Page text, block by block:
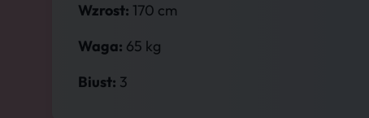
Wzrost: 170 cm
Waga: 65 kg
Biust: 3